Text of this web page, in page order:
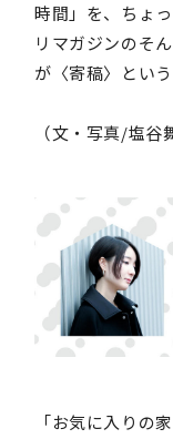
時間」を、ちょっ
リマガジンのそ
が〈寄稿〉とい
（文・写真/塩谷
「お気に入りの